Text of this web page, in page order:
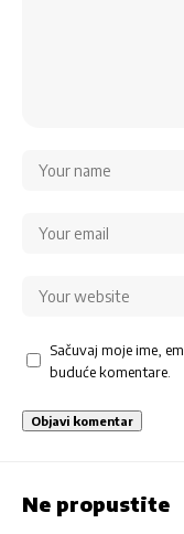
Sačuvaj moje ime,
buduće komentare.
Ne propustite